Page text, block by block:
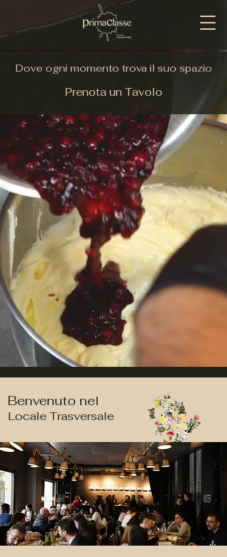
Dove ogni momento trova il suo spazio
Prenota un Tavolo
Benvenuto nel
Locale Trasversale